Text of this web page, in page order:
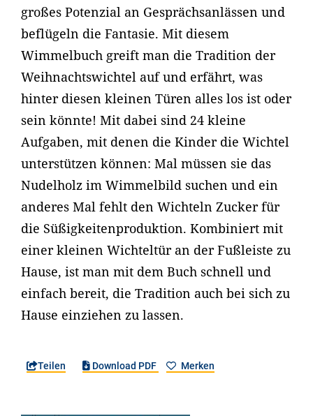
großes Potenzial an Gesprächsanlässen und
beflügeln die Fantasie. Mit diesem
Wimmelbuch greift man die Tradition der
Weihnachtswichtel auf und erfährt, was
hinter diesen kleinen Türen alles los ist oder
sein könnte! Mit dabei sind 24 kleine
Aufgaben, mit denen die Kinder die Wichtel
unterstützen können: Mal müssen sie das
Nudelholz im Wimmelbild suchen und ein
anderes Mal fehlt den Wichteln Zucker für
die Süßigkeitenproduktion. Kombiniert mit
einer kleinen Wichteltür an der Fußleiste zu
Hause, ist man mit dem Buch schnell und
einfach bereit, die Tradition auch bei sich zu
Hause einziehen zu lassen.
Teilen Download PDF Merken